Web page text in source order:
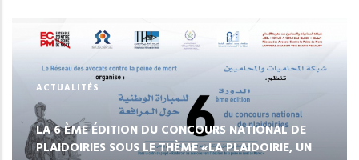
ACTUALITÉS
LA 6 ÈME ÉDITION DU CONCOURS NATIONAL DE
PLAIDOIRIES SOUS LE THÈME «LA PLAIDOIRIE, UN